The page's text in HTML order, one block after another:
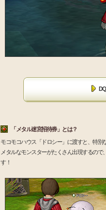
「メタル迷宮招待券」とは？
モコモコハウス「ドロシー」に渡すと、特別
メタルなモンスターがたくさん出現するの
す！